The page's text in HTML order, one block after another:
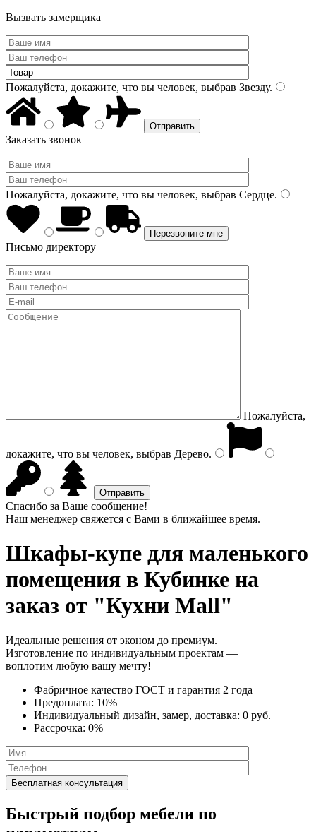
Вызвать замерщика
Пожалуйста, докажите, что вы человек, выбрав Звезду.
Заказать звонок
Пожалуйста, докажите, что вы человек, выбрав Сердце.
Письмо директору
Пожалуйста,
докажите, что вы человек, выбрав Дерево.
Спасибо за Ваше сообщение!
Наш менеджер свяжется с Вами в ближайшее время.
Шкафы-купе для маленького
помещения в Кубинке на
заказ от "Кухни Mall"
Идеальные решения от эконом до премиум.
Изготовление по индивидуальным проектам —
воплотим любую вашу мечту!
Фабричное качество ГОСТ и гарантия 2 года
Предоплата: 10%
Индивидуальный дизайн, замер, доставка: 0 руб.
Рассрочка: 0%
Быстрый подбор мебели по